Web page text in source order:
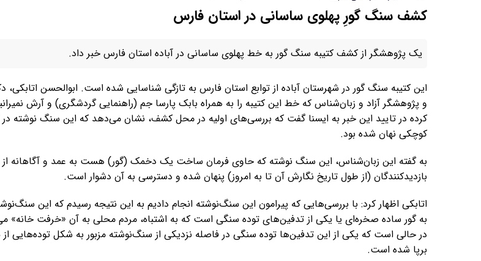
کشف سنگ گورِ پهلوی ساسانی در استان فارس
یک پژوهشگر از کشف کتیبه سنگ گور به خط پهلوی ساسانی در آباده استان فارس خبر داد.
این کتیبه سنگ گور در شهرستان آباده از توابع استان فارس به تازگی شناسایی شده است. ابوالحسن اتابکی،
و پژوهشگر آزاد و زبان‌شناس که خط این کتیبه را به همراه بابک پارسا جم (راهنمایی گردشگری) و آرش
کرده در تایید این خبر به ایسنا گفت که بررسی‌های اولیه در محل کشف، نشان می‌دهد که این سنگ نوشته
کوچکی نهان شده بود.
به گفته این زبان‌شناس، این سنگ نوشته که حاوی فرمان ساخت یک دخمک (گور) هست به عمد و آگاهانه از
بازدیدکنندگان (از طول تاریخ نگارش آن تا به امروز) پنهان شده و دسترسی به آن دشوار است.
اتابکی اظهار کرد: با بررسی‌هایی که پیرامون این سنگ‌نوشته انجام دادیم به این نتیجه رسیدم که این
به گور ساده صخره‌ای یا یکی از تدفین‌های توده سنگی است که به اشتباه، مردم محلی به آن «خرفت خانه»
در حالی است که یکی از این تدفین‌ها توده سنگی در فاصله نزدیکی از سنگ‌نوشته مزبور به شکل توده‌هایی
برپا شده است.